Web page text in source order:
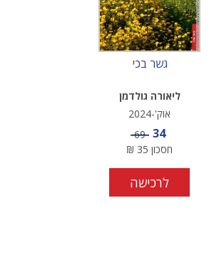
גשר בכי
ליאורה גולדמן
אוק'-2024
מחיר מבצע
34 מחיר
69
חסכון 35
₪
לרכישה